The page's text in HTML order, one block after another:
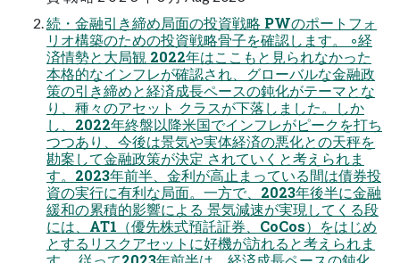
続・金融引き締め局面の投資戦略 PWのポートフォ
リオ構築のための投資戦略骨子を確認します。 ◦経
済情勢と大局観 2022年はここもと見られなかった
本格的なインフレが確認され、グローバルな金融政
策の引き締めと経済成長ペースの鈍化がテーマとな
り、種々のアセット クラスが下落しました。しか
し、2022年終盤以降米国でインフレがピークを打ち
つつあり、今後は景気や実体経済の悪化との天秤を
勘案して金融政策が決定 されていくと考えられま
す。2023年前半、金利が高止まっている間は債券投
資の実行に有利な局面。一方で、2023年後半に金融
緩和の累積的影響による 景気減速が実現してくる段
には、AT1（優先株式預託証券、CoCos）をはじめ
とするリスクアセットに好機が訪れると考えられま